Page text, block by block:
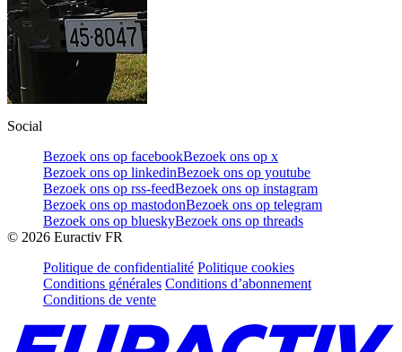
Social
Bezoek ons op facebookBezoek ons op x
Bezoek ons op linkedinBezoek ons op youtube
Bezoek ons op rss-feedBezoek ons op instagram
Bezoek ons op mastodonBezoek ons op telegram
Bezoek ons op blueskyBezoek ons op threads
© 2026 Euractiv FR
Politique de confidentialité Politique cookies
Conditions générales Conditions d’abonnement
Conditions de vente